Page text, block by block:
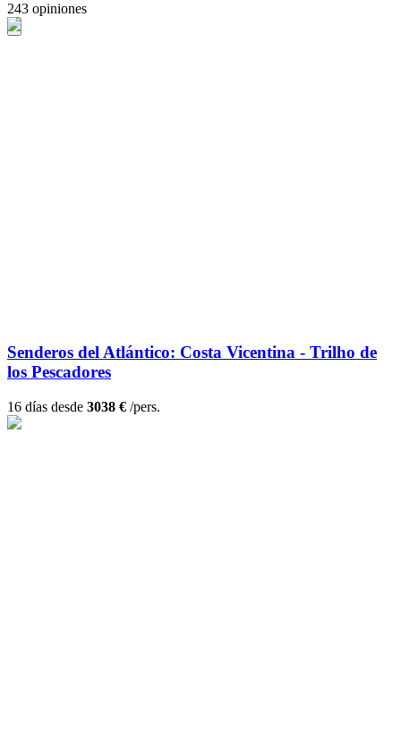
243 opiniones
Senderos del Atlántico: Costa Vicentina - Trilho de
los Pescadores
16 días desde 3038 € /pers.